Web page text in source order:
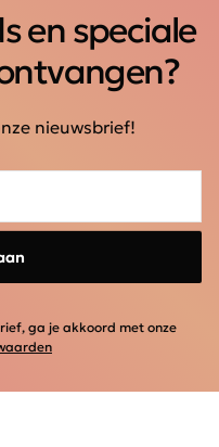
en speciale
nieuwsbrief!
ga je akkoord met onze